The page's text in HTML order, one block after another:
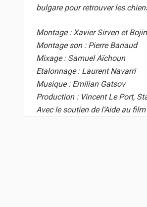
bulgare pour retrouver les
Montage : Xavier Sirven et
Montage son : Pierre Bariaud
Mixage : Samuel Aïchoun
Etalonnage : Laurent Navarri
Musique : Emilian Gatsov
Production : Vincent Le Port,
Avec le soutien de l’Aide au